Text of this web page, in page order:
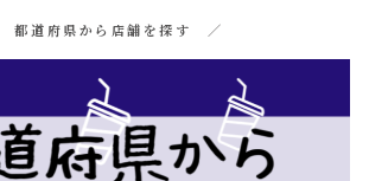
都道府県から店舗を探す ／